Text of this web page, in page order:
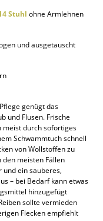
Stuhl ohne Armlehnen
und ausgetauscht
genügt das
und Flusen. Frische
meist durch sofortiges
Schwammtuch schnell
von Wollstoffen zu
meisten Fällen
und ein sauberes,
– bei Bedarf kann etwas
hinzugefügt
sollte vermieden
Flecken empfiehlt